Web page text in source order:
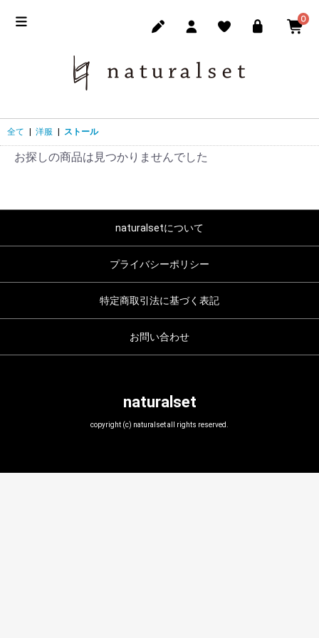
0
全て 洋服 ストール
お探しの商品は見つかりませんでした
naturalsetについて
プライバシーポリシー
特定商取引法に基づく表記
お問い合わせ
naturalset
copyright (c) naturalset all rights reserved.